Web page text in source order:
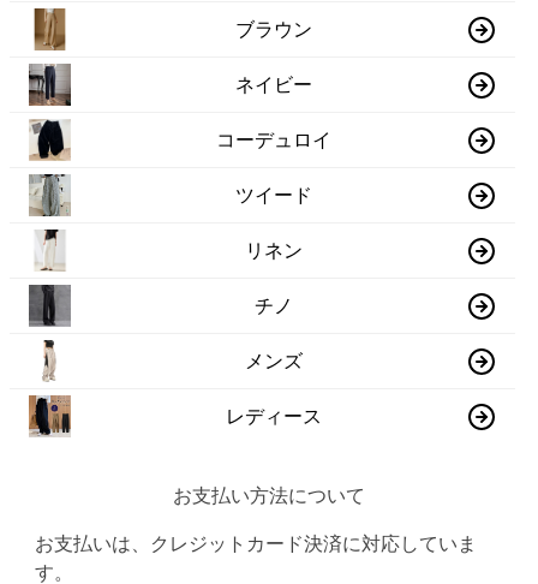
ブラウン
ネイビー
コーデュロイ
ツイード
リネン
チノ
メンズ
レディース
お支払い方法について
お支払いは、クレジットカード決済に対応していま
す。